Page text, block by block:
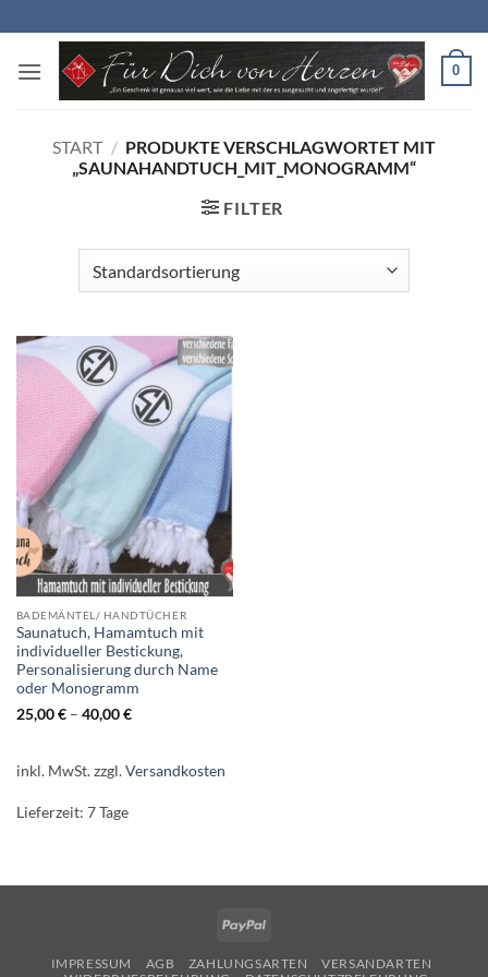
Inhalt
springen
0
START / PRODUKTE VERSCHLAGWORTET MIT
„SAUNAHANDTUCH_MIT_MONOGRAMM“
FILTER
BADEMÄNTEL/ HANDTÜCHER
Saunatuch, Hamamtuch mit
individueller Bestickung,
Personalisierung durch Name
oder Monogramm
25,00€– 40,00€
inkl. MwSt.zzgl.Versandkosten
Lieferzeit: 7 Tage
PayPal
IMPRESSUM AGB ZAHLUNGSARTEN
VERSANDARTEN